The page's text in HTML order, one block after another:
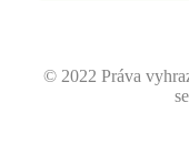
© 2022 Práva